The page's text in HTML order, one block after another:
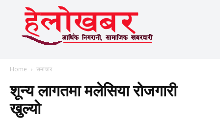
Home समाचार
शून्य लागतमा मलेसिया रोजगारी
खुल्याे